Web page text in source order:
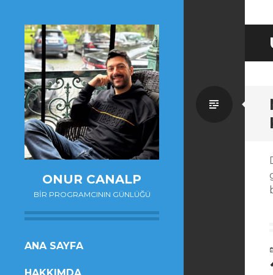
ONUR CANALP
BIR PROGRAMCININ GÜNLÜĞÜ
SKIP
ANA SAYFA